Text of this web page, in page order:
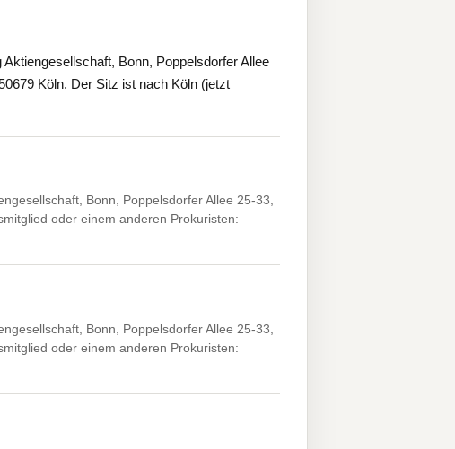
Bonn, Poppelsdorfer Allee
Köln. Der Sitz ist nach Köln (jetzt
Bonn, Poppelsdorfer Allee 25-33,
oder einem anderen Prokuristen:
Bonn, Poppelsdorfer Allee 25-33,
oder einem anderen Prokuristen: